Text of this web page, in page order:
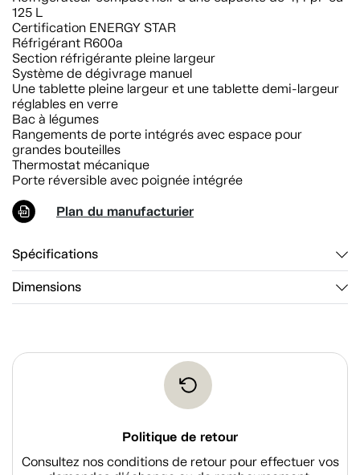
125 L
Certification ENERGY STAR
Réfrigérant R600a
Section réfrigérante pleine largeur
Système de dégivrage manuel
Une tablette pleine largeur et une tablette demi-largeur
réglables en verre
Bac à légumes
Rangements de porte intégrés avec espace pour
grandes bouteilles
Thermostat mécanique
Porte réversible avec poignée intégrée
Plan du manufacturier
Spécifications
Dimensions
Politique de retour
Consultez nos conditions de retour pour effectuer vos